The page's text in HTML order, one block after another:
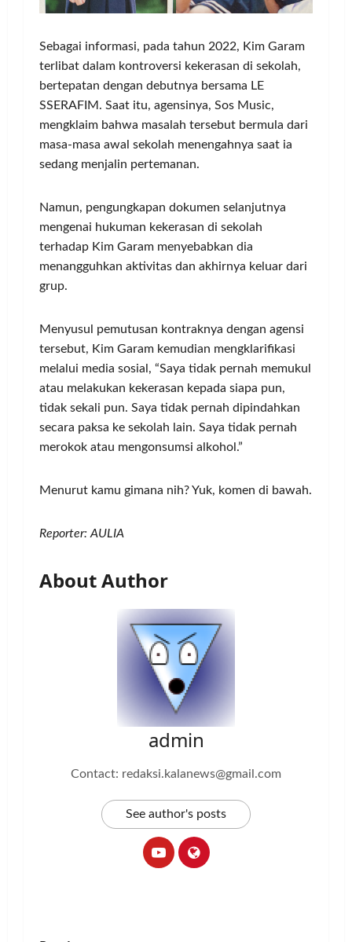
Sebagai informasi, pada tahun 2022, Kim Garam
terlibat dalam kontroversi kekerasan di sekolah,
bertepatan dengan debutnya bersama LE
SSERAFIM. Saat itu, agensinya, Sos Music,
mengklaim bahwa masalah tersebut bermula dari
masa-masa awal sekolah menengahnya saat ia
sedang menjalin pertemanan.
Namun, pengungkapan dokumen selanjutnya
mengenai hukuman kekerasan di sekolah
terhadap Kim Garam menyebabkan dia
menangguhkan aktivitas dan akhirnya keluar dari
grup.
Menyusul pemutusan kontraknya dengan agensi
tersebut, Kim Garam kemudian mengklarifikasi
melalui media sosial, “Saya tidak pernah memukul
atau melakukan kekerasan kepada siapa pun,
tidak sekali pun. Saya tidak pernah dipindahkan
secara paksa ke sekolah lain. Saya tidak pernah
merokok atau mengonsumsi alkohol.”
Menurut kamu gimana nih? Yuk, komen di bawah.
Reporter: AULIA
About Author
admin
Contact: redaksi.kalanews@gmail.com
See author's posts